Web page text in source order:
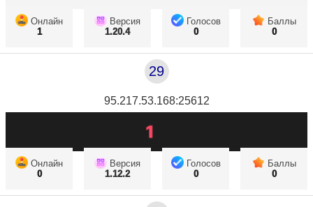
Онлайн
1
Версия
1.20.4
Голосов
0
Баллы
0
29
95.217.53.168:25612
Онлайн
0
Версия
1.12.2
Голосов
0
Баллы
0